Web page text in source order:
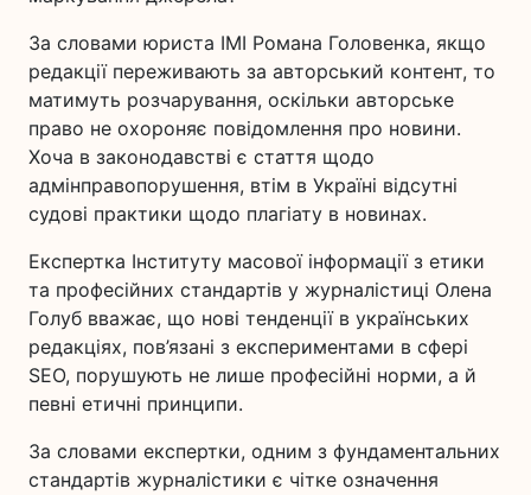
За словами юриста ІМІ Романа Головенка, якщо
редакції переживають за авторський контент, то
матимуть розчарування, оскільки авторське
право не охороняє повідомлення про новини.
Хоча в законодавстві є стаття щодо
адмінправопорушення, втім в Україні відсутні
судові практики щодо плагіату в новинах.
Експертка Інституту масової інформації з етики
та професійних стандартів у журналістиці Олена
Голуб вважає, що нові тенденції в українських
редакціях, пов’язані з експериментами в сфері
SEO, порушують не лише професійні норми, а й
певні етичні принципи.
За словами експертки, одним з фундаментальних
стандартів журналістики є чітке означення